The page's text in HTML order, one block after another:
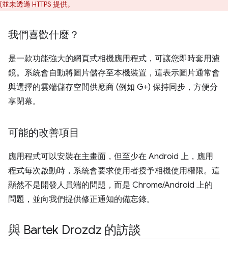
未透過 HTTPS 提供。
我們喜歡什麼？
是一款功能強大的網頁式相機應用程式，可讓您即時套用濾
鏡。系統會自動將圖片儲存至本機裝置，這表示圖片通常會
與選擇的雲端儲存空間供應商 (例如 G+) 保持同步，方便分
享閉幕。
可能的改善項目
應用程式可以安裝在主畫面，但至少在 Android 上，應用
程式每次啟動時，系統會要求使用者授予相機使用權限。這
顯然不是開發人員端的問題，而是 Chrome/Android 上的
問題，並向我們提供修正通知的備忘錄。
與 Bartek Drozdz 的訪談